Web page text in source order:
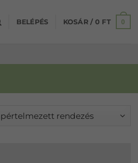
BELÉPÉS KOSÁR / 0 FT 0